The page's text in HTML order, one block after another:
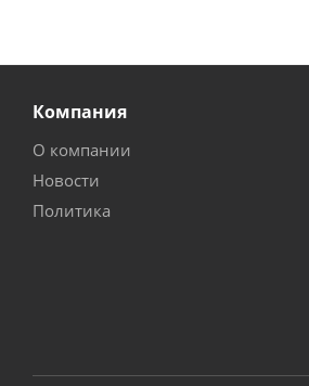
Компания
О компании
Новости
Политика